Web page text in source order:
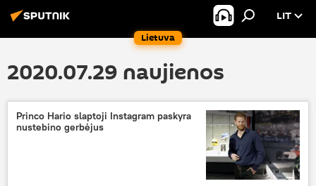
Lietuva
LIT
2020.07.29 naujienos
Princo Hario slaptoji Instagram paskyra
nustebino gerbėjus